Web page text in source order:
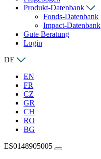
Produkt-Datenbank
Fonds-Datenbank
Impact-Datenbank
Gute Beratung
Login
DE
EN
FR
CZ
GR
CH
RO
BG
ES0148905005